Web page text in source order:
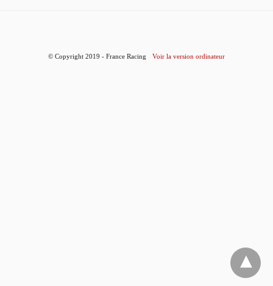
© Copyright 2019 - France Racing Voir la version ordinateur